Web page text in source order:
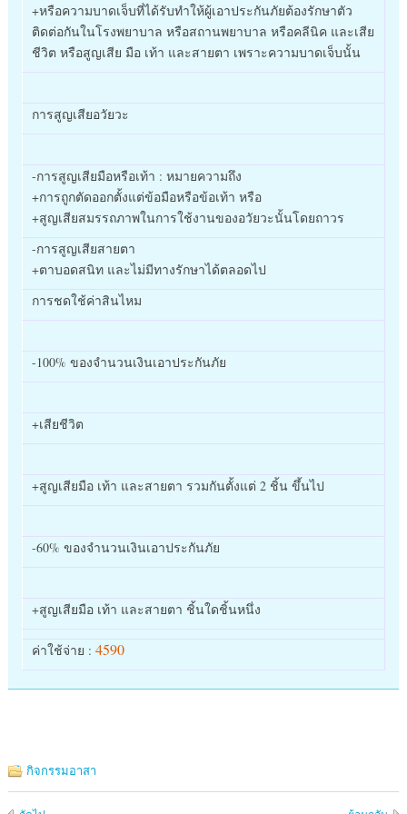
+หรือความบาดเจ็บที่ได้รับทำให้ผู้เอาประกันภัยต้องรักษาตัว
ติดต่อกันในโรงพยาบาล หรือสถานพยาบาล หรือคลีนิค และเสีย
ชีวิต หรือสูญเสีย มือ เท้า และสายตา เพราะความบาดเจ็บนั้น
การสูญเสียอวัยวะ
-การสูญเสียมือหรือเท้า : หมายความถึง
+การถูกตัดออกตั้งแต่ข้อมือหรือข้อเท้า หรือ
+สูญเสียสมรรถภาพในการใช้งานของอวัยวะนั้นโดยถาวร
-การสูญเสียสายตา
+ตาบอดสนิท และไม่มีทางรักษาได้ตลอดไป
การชดใช้ค่าสินไหม
-100% ของจำนวนเงินเอาประกันภัย
+เสียชีวิต
+สูญเสียมือ เท้า และสายตา รวมกันตั้งแต่ 2 ชิ้น ขึ้นไป
-60% ของจำนวนเงินเอาประกันภัย
+สูญเสียมือ เท้า และสายตา ชิ้นใดชิ้นหนึ่ง
ค่าใช้จ่าย : 4590
กิจกรรมอาสา